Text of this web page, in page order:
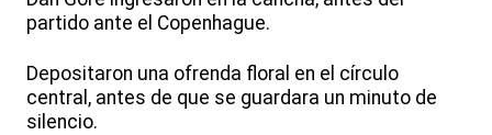
partido ante el Copenhague.
Depositaron una ofrenda floral en el círculo
central, antes de que se guardara un minuto de
silencio.